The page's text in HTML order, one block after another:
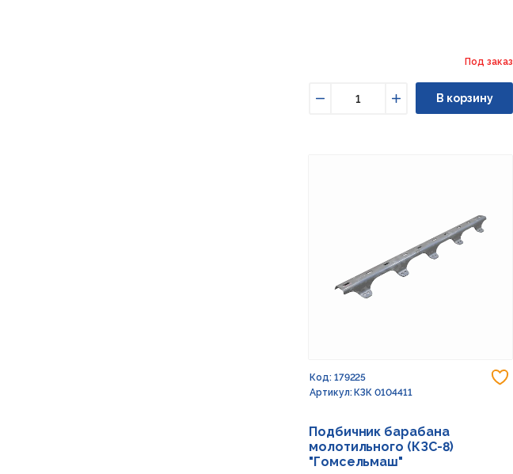
Под заказ
Увеличить
В корзину
Код: 179225
Артикул: КЗК 0104411
Подбичник барабана
молотильного (КЗС-8)
"Гомсельмаш"